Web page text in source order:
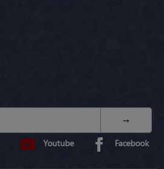
Youtube Facebook